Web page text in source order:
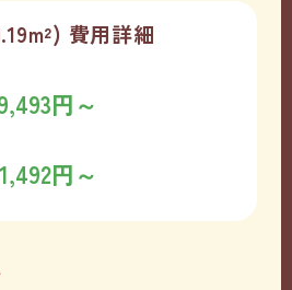
費用詳細
円～
円～